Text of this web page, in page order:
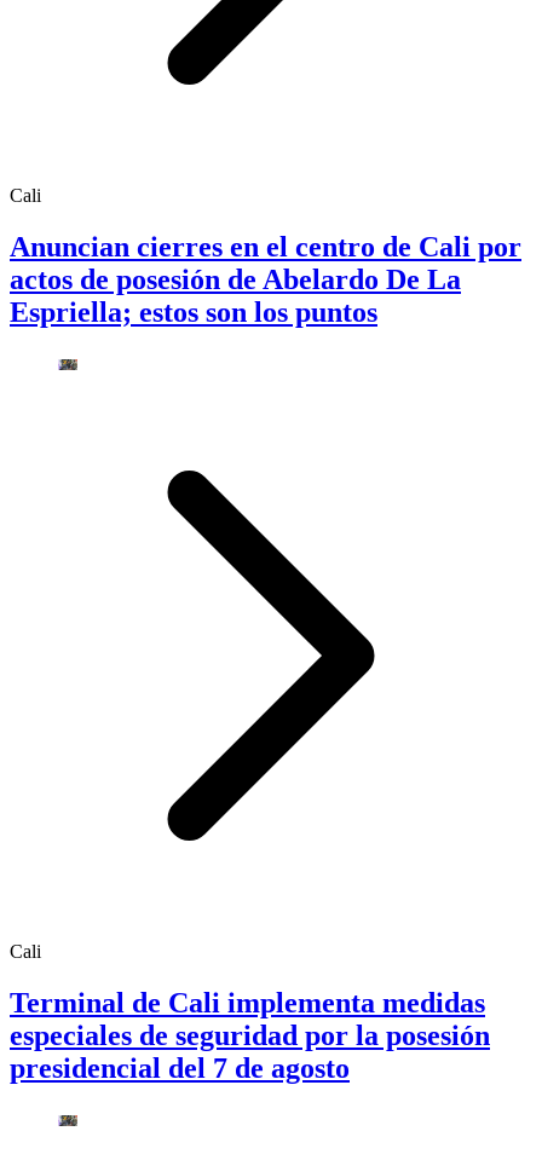
Cali
Anuncian cierres en el centro de Cali por
actos de posesión de Abelardo De La
Espriella; estos son los puntos
Cali
Terminal de Cali implementa medidas
especiales de seguridad por la posesión
presidencial del 7 de agosto